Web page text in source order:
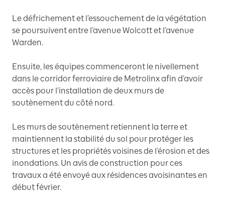
Le défrichement et l’essouchement de la végétation
se poursuivent entre l’avenue Wolcott et l’avenue
Warden.
Ensuite, les équipes commenceront le nivellement
dans le corridor ferroviaire de Metrolinx afin d’avoir
accès pour l’installation de deux murs de
soutènement du côté nord.
Les murs de soutènement retiennent la terre et
maintiennent la stabilité du sol pour protéger les
structures et les propriétés voisines de l’érosion et des
inondations. Un avis de construction pour ces
travaux a été envoyé aux résidences avoisinantes en
début février.